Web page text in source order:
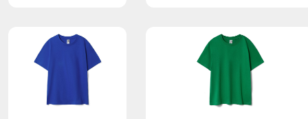
белый - синий
белый - темно-синий
белый - черный
белый -
бежевый - красный
полиэстер 190T
полиэтилен
природные минералы
пробка
пшеничное волокно